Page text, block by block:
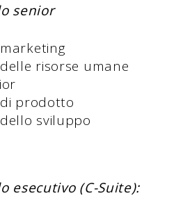
senior
risorse umane
prodotto
sviluppo
esecutivo (C-Suite):